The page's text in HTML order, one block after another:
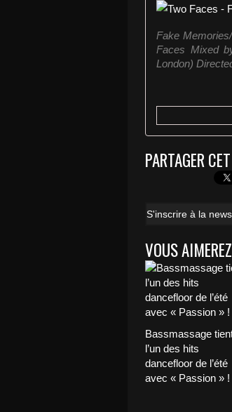
Fake
Faces Mixed
London)
PARTAGER
S'inscrire à la
VOUS
Bassmassage
l’un des hits
dancefloor de l’été
avec « Passion » !